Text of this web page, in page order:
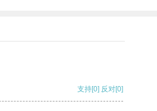
支持[0] 反对[0]